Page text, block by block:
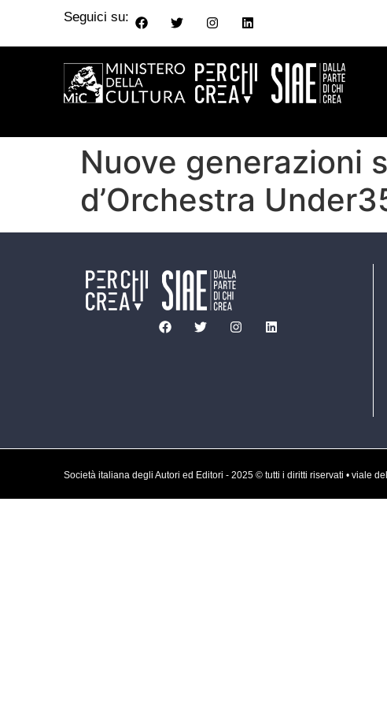
Seguici su:
Nuove generazioni
d’Orchestra
Società italiana degli Autori ed Editori - 2025 © tutti i diritti riservati • viale